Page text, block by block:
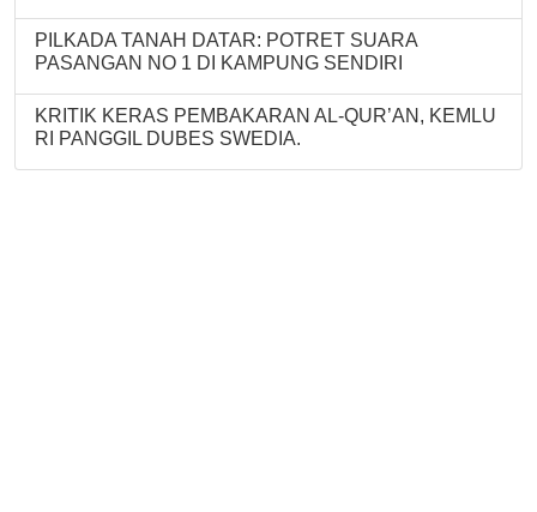
PILKADA TANAH DATAR: POTRET SUARA
PASANGAN NO 1 DI KAMPUNG SENDIRI
KRITIK KERAS PEMBAKARAN AL-QUR’AN, KEMLU
RI PANGGIL DUBES SWEDIA.